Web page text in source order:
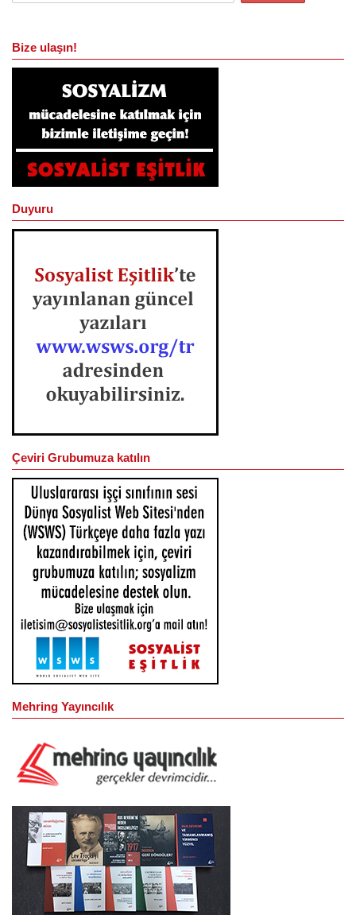
Bize ulaşın!
Duyuru
Çeviri Grubumuza katılın
Mehring Yayıncılık